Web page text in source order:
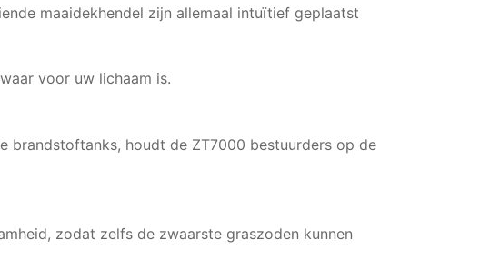
maaidekhendel zijn allemaal intuïtief geplaatst
voor uw lichaam is.
brandstoftanks, houdt de ZT7000 bestuurders op de
zodat zelfs de zwaarste graszoden kunnen